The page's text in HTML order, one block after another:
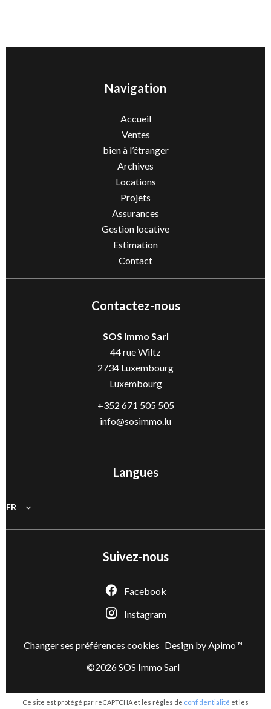
Navigation
Accueil
Ventes
bien à l’étranger
Archives
Locations
Projets
Assurances
Gestion locative
Estimation
Contact
Contactez-nous
SOS Immo Sarl
44 rue Wiltz
2734 Luxembourg
Luxembourg
+352 671 505 505
info@sosimmo.lu
Langues
FR
Suivez-nous
Facebook
Instagram
Changer ses préférences cookies Design byApimo™
©2026 SOS Immo Sarl
Ce site est protégé par reCAPTCHA et les règles de confidentialité et les